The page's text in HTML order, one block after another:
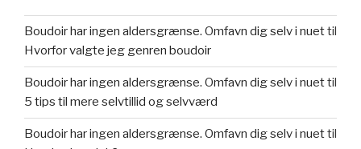
Boudoir har ingen aldersgrænse. Omfavn dig selv i nuettil
Hvorfor valgte jeg genren boudoir
Boudoir har ingen aldersgrænse. Omfavn dig selv i nuettil
5 tips til mere selvtillid og selvværd
Boudoir har ingen aldersgrænse. Omfavn dig selv i nuettil